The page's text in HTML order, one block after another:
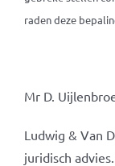
raden deze
Mr D.
Ludwig & Van
juridisch advies.